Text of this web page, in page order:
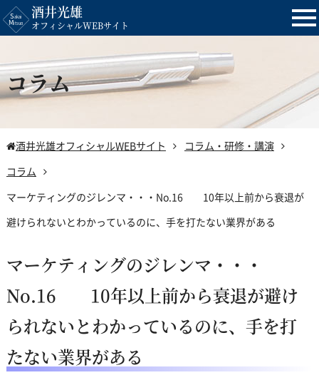
酒井光雄
オフィシャルWEBサイト
コラム
酒井光雄オフィシャルWEBサイト
コラム・研修・講演
コラム
マーケティングのジレンマ・・・No.16 10年以上前から衰退が
避けられないとわかっているのに、手を打たない業界がある
マーケティングのジレンマ・・・
No.16 10年以上前から衰退が避け
られないとわかっているのに、手を打
たない業界がある